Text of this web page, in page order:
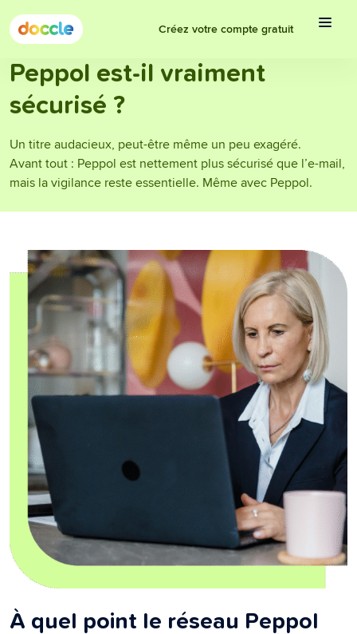
Créez votre compte gratuit
Peppol est-il vraiment
sécurisé ?
Un titre audacieux, peut-être même un peu exagéré.
Avant tout : Peppol est nettement plus sécurisé que l’e-mail,
mais la vigilance reste essentielle. Même avec Peppol.
À quel point le réseau Peppol